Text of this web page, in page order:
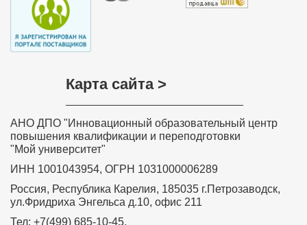
Карта сайта >
АНО ДПО "Инновационный образовательный центр
повышения квалификации и переподготовки
"Мой университет"
ИНН 1001043954, ОГРН 1031000006289
Россия, Республика Карелия, 185035 г.Петрозаводск,
ул.Фридриха Энгельса д.10, офис 211
Тел: +7(499) 685-10-45,